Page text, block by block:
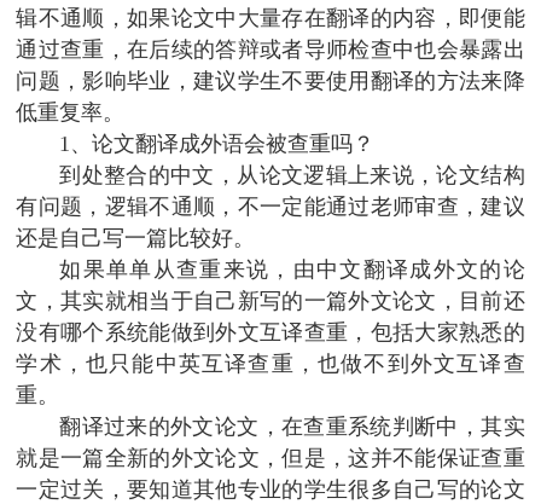
辑不通顺，如果论文中大量存在翻译的内容，即便能
通过查重，在后续的答辩或者导师检查中也会暴露出
问题，影响毕业，建议学生不要使用翻译的方法来降
低重复率。
1、论文翻译成外语会被查重吗？
到处整合的中文，从论文逻辑上来说，论文结构
有问题，逻辑不通顺，不一定能通过老师审查，建议
还是自己写一篇比较好。
如果单单从查重来说，由中文翻译成外文的论
文，其实就相当于自己新写的一篇外文论文，目前还
没有哪个系统能做到外文互译查重，包括大家熟悉的
学术，也只能中英互译查重，也做不到外文互译查
重。
翻译过来的外文论文，在查重系统判断中，其实
就是一篇全新的外文论文，但是，这并不能保证查重
一定过关，要知道其他专业的学生很多自己写的论文